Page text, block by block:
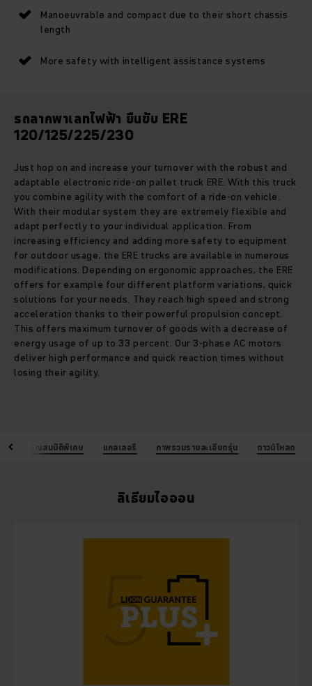
Manoeuvrable and compact due to their short chassis
length
More safety with intelligent assistance systems
รถลากพาเลทไฟฟ้า ยืนขับ ERE
120/125/225/230
Just hop on and increase your turnover with the robust and
adaptable electronic ride-on pallet truck ERE. With this truck
you combine agility with the comfort of a ride-on vehicle.
With their modular system they are extremely flexible and
adapt perfectly to your individual application. From
increasing efficiency and adding more safety to equipment
for outdoor usage, the ERE trucks are available in numerous
modifications. Depending on ergonomic approaches, the ERE
offers for example four different platform variations, quick
solutions for your needs. They reach high speed and strong
acceleration thanks to their powerful propulsion concept.
This offers maximum turnover of goods with a decrease of
energy usage of up to 33 percent. Our 3-phase AC motors
deliver high performance and quick reaction times without
losing their agility.
ดี คุณสมบัติพิเศษ แกลเลอรี ภาพรวมรายละเอียดรุ่น ดาวน์โหลด
ลิเธียมไอออน